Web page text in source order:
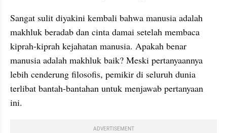
Sangat sulit diyakini kembali bahwa manusia adalah
makhluk beradab dan cinta damai setelah membaca
kiprah-kiprah kejahatan manusia. Apakah benar
manusia adalah makhluk baik? Meski pertanyaannya
lebih cenderung filosofis, pemikir di seluruh dunia
terlibat bantah-bantahan untuk menjawab pertanyaan
ini.
ADVERTISEMENT